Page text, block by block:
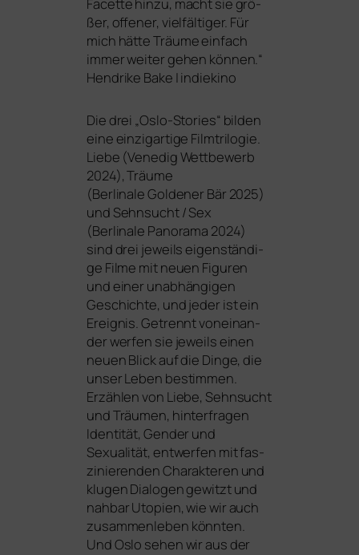
ßer, offe­ner, viel­fäl­ti­ger. Für
mich hät­teTräumeein­fach
immer wei­ter gehen kön­nen.“
Hendrike Bake | indiekino
Die drei „Oslo-Stories“ bil­den
eine ein­zig­ar­ti­ge Filmtrilogie.
Liebe (Venedig Wettbewerb
2024),Träume
(Berlinale Goldener Bär 2025)
und Sehnsucht / Sex
(Berlinale Panorama 2024)
sind drei jeweils eigen­stän­di­
ge Filme mit neu­en Figuren
und einer unab­hän­gi­gen
Geschichte, und jeder ist ein
Ereignis. Getrennt von­ein­an­
der wer­fen sie jeweils einen
neu­en Blick auf die Dinge, die
unser Leben bestim­men.
Erzählen von Liebe, Sehnsucht
und Träumen, hin­ter­fra­gen
Identität, Gender und
Sexualität, ent­wer­fen mit fas­
zi­nie­ren­den Charakteren und
klu­gen Dialogen gewitzt und
nah­bar Utopien, wie wir auch
zusam­men­le­ben könn­ten.
Und Oslo sehen wir aus der